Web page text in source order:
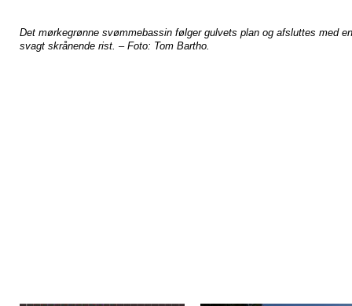
Det mørkegrønne svømmebassin følger gulvets plan og afsluttes med en
svagt skrånende rist. – Foto: Tom Bartho.